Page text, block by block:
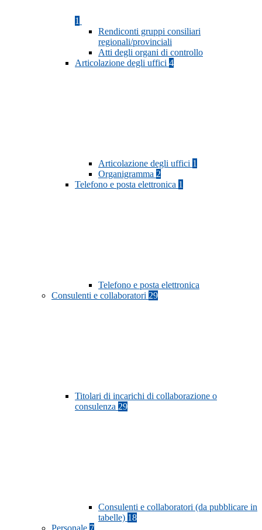
1
Rendiconti gruppi consiliari
regionali/provinciali
Atti degli organi di controllo
Articolazione degli uffici 4
Articolazione degli uffici 1
Organigramma 2
Telefono e posta elettronica 1
Telefono e posta elettronica
Consulenti e collaboratori 29
Titolari di incarichi di collaborazione o
consulenza 29
Consulenti e collaboratori (da pubblicare in
tabelle) 18